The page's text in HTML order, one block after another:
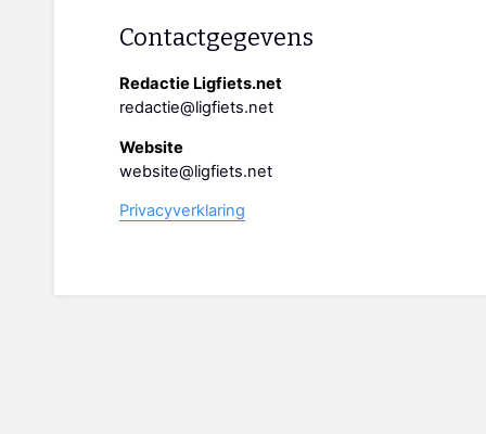
Contactgegevens
Redactie Ligfiets.net
redactie@ligfiets.net
Website
website@ligfiets.net
Privacyverklaring